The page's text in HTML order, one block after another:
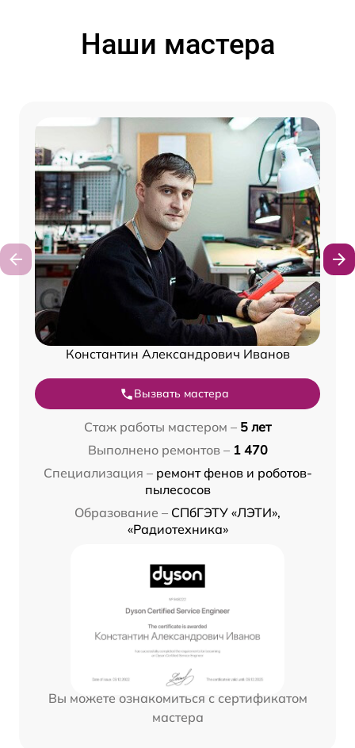
Наши мастера
Константин Александрович Иванов
Вызвать мастера
Стаж работы мастером – 5 лет
Выполнено ремонтов – 1 470
Специализация – ремонт фенов и роботов-
пылесосов
Образование – СПбГЭТУ «ЛЭТИ»,
«Радиотехника»
Вы можете ознакомиться с сертификатом
мастера